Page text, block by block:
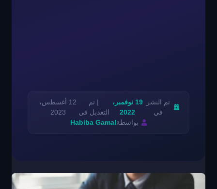
تم النشر
في
19 نوفمبر،
2022
| تم
التعديل في
12 أغسطس،
2023
بواسطة Habiba Gamal